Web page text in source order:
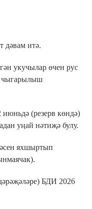
дәвам итә.
укучылар өчен рус
чыгарылыш
(резерв көндә)
уңай нәтиҗә булу.
яхшыртып
БДИ 2026